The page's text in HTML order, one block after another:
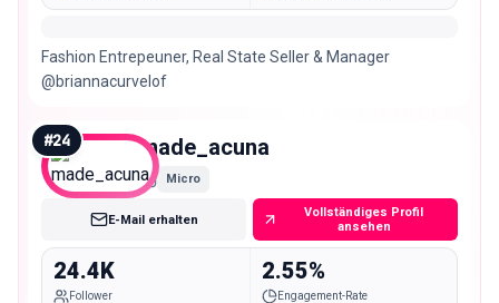
Fashion Entrepeuner, Real State Seller & Manager
@briannacurvelof
#24 made_acuna
Micro
E-Mail erhalten
Vollständiges Profil
ansehen
24.4K
Follower
2.55%
Engagement-Rate